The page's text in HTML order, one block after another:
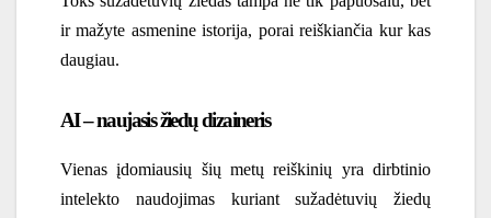
ir mažyte asmenine istorija, porai reiškiančia kur kas
daugiau.
AI – naujasis žiedų dizaineris
Vienas įdomiausių šių metų reiškinių yra dirbtinio
intelekto naudojimas kuriant sužadėtuvių žiedų